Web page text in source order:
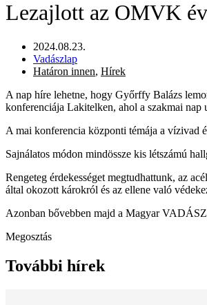
Lezajlott az OMVK
2024.08.23.
Vadászlap
Határon innen, Hírek
A nap híre lehetne, hogy Győrffy Balázs
konferenciája Lakitelken, ahol a szakmai nap
A mai konferencia központi témája a vízivad
Sajnálatos módon mindössze kis létszámú
Rengeteg érdekességet megtudhattunk, az
által okozott károkról és az ellene való
Azonban bővebben majd a Magyar
Megosztás
További hírek